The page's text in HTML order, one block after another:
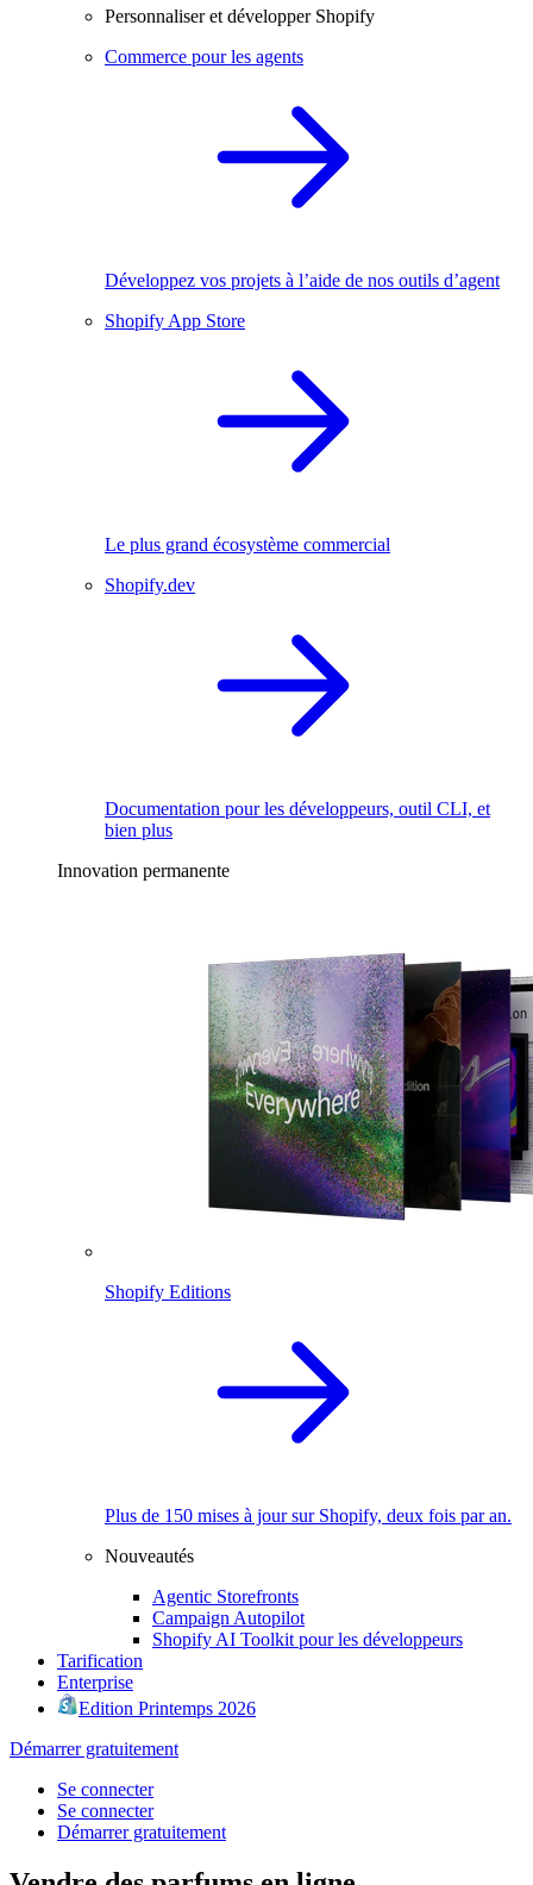
Personnaliser et développer Shopify
Commerce pour les agents
Développez vos projets à l’aide de nos outils d’agent
Shopify App Store
Le plus grand écosystème commercial
Shopify.dev
Documentation pour les développeurs, outil CLI, et
bien plus
Innovation permanente
Shopify Editions
Plus de 150 mises à jour sur Shopify, deux fois par an.
Nouveautés
Agentic Storefronts
Campaign Autopilot
Shopify AI Toolkit pour les développeurs
Tarification
Enterprise
Edition Printemps 2026
Démarrer gratuitement
Se connecter
Se connecter
Démarrer gratuitement